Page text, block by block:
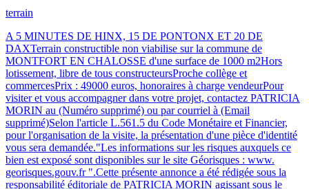
terrain
A 5 MINUTES DE HINX, 15 DE PONTONX ET 20 DE
DAXTerrain constructible non viabilise sur la commune de
MONTFORT EN CHALOSSE d'une surface de 1000 m2Hors
lotissement, libre de tous constructeursProche collège et
commercesPrix : 49000 euros, honoraires à charge vendeurPour
visiter et vous accompagner dans votre projet, contactez PATRICIA
MORIN au (Numéro supprimé) ou par courriel à (Email
supprimé)Selon l'article L.561.5 du Code Monétaire et Financier,
pour l'organisation de la visite, la présentation d'une pièce d'identité
vous sera demandée."Les informations sur les risques auxquels ce
bien est exposé sont disponibles sur le site Géorisques : www.
georisques.gouv.fr ".Cette présente annonce a été rédigée sous la
responsabilité éditoriale de PATRICIA MORIN agissant sous le